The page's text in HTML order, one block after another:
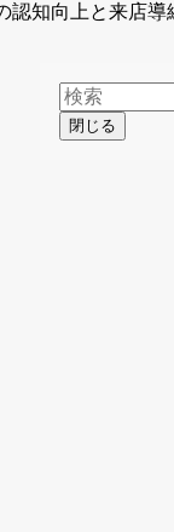
知向上と来店導
閉じる